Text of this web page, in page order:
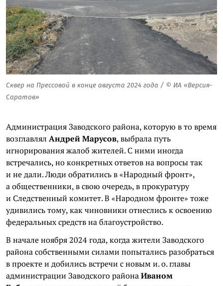
Сквер на Прессовой в конце августа 2024 года / © ИА «Версия-
Саратов»
Администрация Заводского района, которую в то время
возглавлял Андрей Марусов, выбрала путь
игнорирования жалоб жителей. С ними иногда
встречались, но конкретных ответов на вопросы так
и не дали. Люди обратились в «Народный фронт»,
а общественники, в свою очередь, в прокуратуру
и Следственный комитет. В «Народном фронте» тоже
удивились тому, как чиновники отнеслись к освоению
федеральных средств на благоустройство.
В начале ноября 2024 года, когда жители Заводского
района собственными силами попытались разобраться
в проекте и добились встречи с новым и. о. главы
администрации Заводского районаИваном